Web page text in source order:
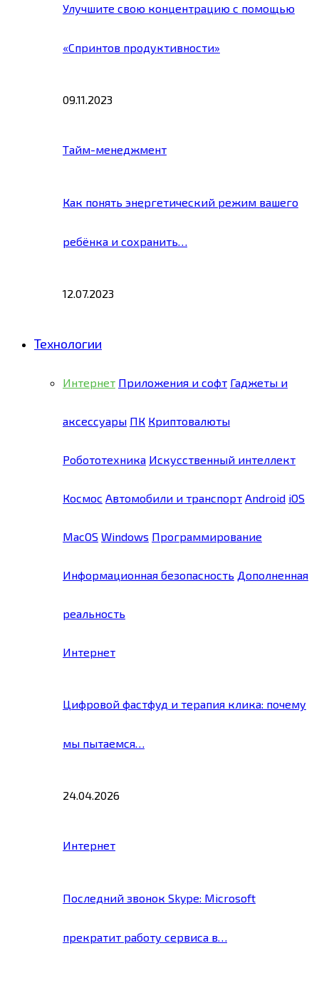
Улучшите свою концентрацию с помощью
«Спринтов продуктивности»
09.11.2023
Тайм-менеджмент
Как понять энергетический режим вашего
ребёнка и сохранить…
12.07.2023
Технологии
Интернет Приложения и софт Гаджеты и
аксессуары ПК Криптовалюты
Робототехника Искусственный интеллект
Космос Автомобили и транспорт Android iOS
MacOS Windows Программирование
Информационная безопасность Дополненная
реальность
Интернет
Цифровой фастфуд и терапия клика: почему
мы пытаемся…
24.04.2026
Интернет
Последний звонок Skype: Microsoft
прекратит работу сервиса в…